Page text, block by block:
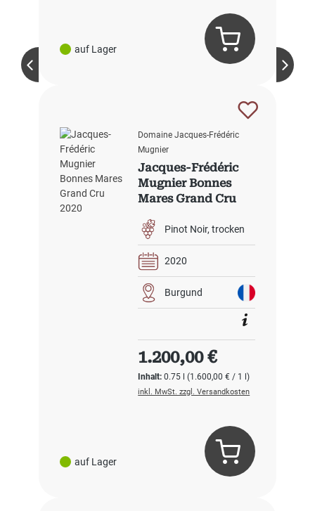
auf Lager
auf Lager
Domaine Jacques-Frédéric
Mugnier
Jacques-Frédéric
Mugnier Bonnes
Mares Grand Cru
Pinot Noir trocken
2020
Burgund
Inhalt:0.75 l(1.600,00 € / 1 l)
Regulärer Preis:
1.200,00 €
inkl. MwSt. zzgl. Versandkosten